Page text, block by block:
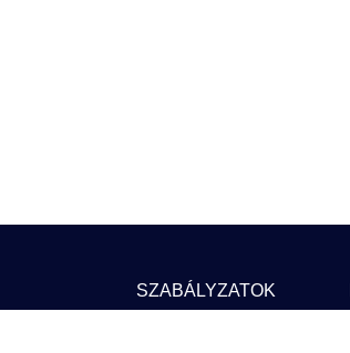
SZABÁLYZATOK